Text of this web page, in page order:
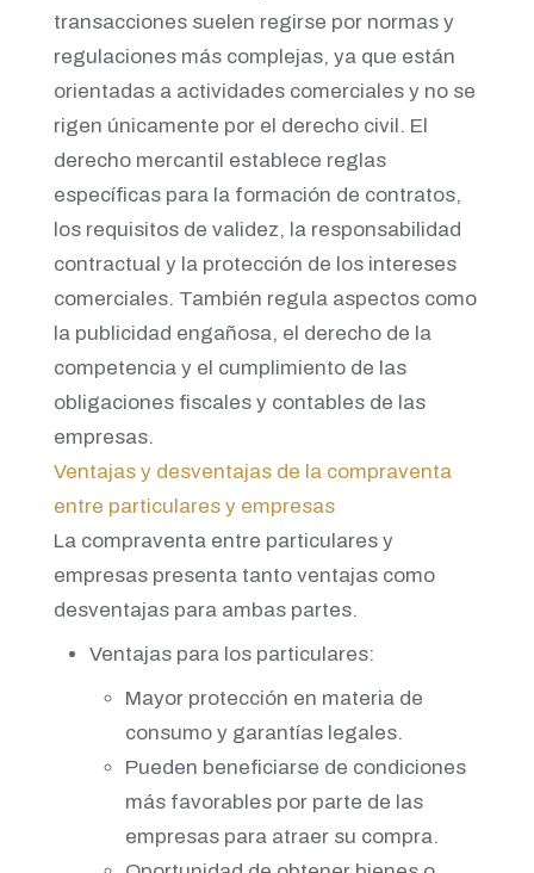
transacciones suelen regirse por normas y
regulaciones más complejas, ya que están
orientadas a actividades comerciales y no se
rigen únicamente por el derecho civil. El
derecho mercantil establece reglas
específicas para la formación de contratos,
los requisitos de validez, la responsabilidad
contractual y la protección de los intereses
comerciales. También regula aspectos como
la publicidad engañosa, el derecho de la
competencia y el cumplimiento de las
obligaciones fiscales y contables de las
empresas.
Ventajas y desventajas de la compraventa
entre particulares y empresas
La compraventa entre particulares y
empresas presenta tanto ventajas como
desventajas para ambas partes.
Ventajas para los particulares:
Mayor protección en materia de
consumo y garantías legales.
Pueden beneficiarse de condiciones
más favorables por parte de las
empresas para atraer su compra.